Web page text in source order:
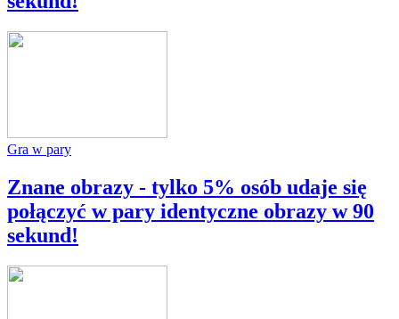
Gra w pary
Znane obrazy - tylko 5% osób udaje się
połączyć w pary identyczne obrazy w 90
sekund!